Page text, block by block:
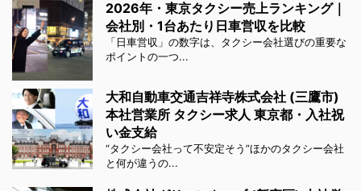
2026年・東京タクシー売上ランキング｜
会社別・1台あたり日車営収を比較
「日車営収」の数字は、タクシー会社選びの重要な
ポイントの一つ...
大和自動車交通吉祥寺株式会社 (三鷹市)
本社営業所 タクシー求人 東京都・入社祝
い金支給
“タクシー会社って不安定そう”ほかのタクシー会社
と何が違うの...